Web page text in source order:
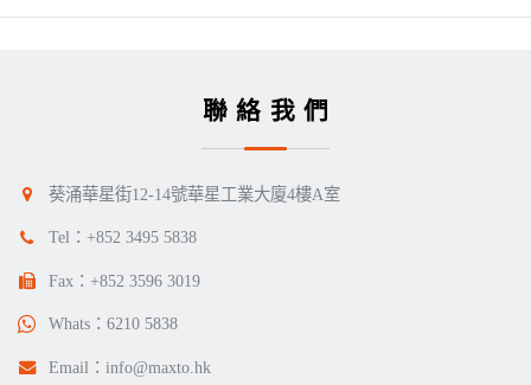
聯絡我們
葵涌華星街12-14號華星工業大廈4樓A室
Tel： +852 3495 5838
Fax：+852 3596 3019
Whats： 6210 5838
Email： info@maxto.hk